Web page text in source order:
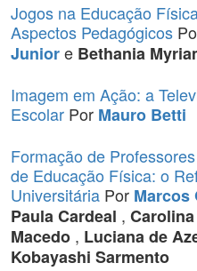
Jogos na Educação
Aspectos Pedagógicos
Juniore Bethania
Imagem em Ação: a
Escolar Por Mauro Betti
Formação de
de Educação Física: o
Universitária Por Marcos
Paula Cardeal ,
Macedo , Luciana de
Kobayashi Sarmento